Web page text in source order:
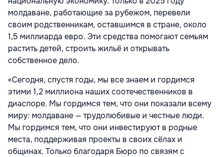
молдаване, работающие за рубежом, перевели
своим родственникам, оставшимся в стране, около
1,5 миллиарда евро. Эти средства помогают семьям
растить детей, строить жильё и открывать
собственное дело.
«Сегодня, спустя годы, мы все знаем и гордимся
этими 1,2 миллиона наших соотечественников в
диаспоре. Мы гордимся тем, что они показали всему
миру: молдаване — трудолюбивые и честные люди.
Мы гордимся тем, что они инвестируют в родные
места, поддерживая проекты в своих сёлах и
общинах. Только благодаря Бюро по связям с